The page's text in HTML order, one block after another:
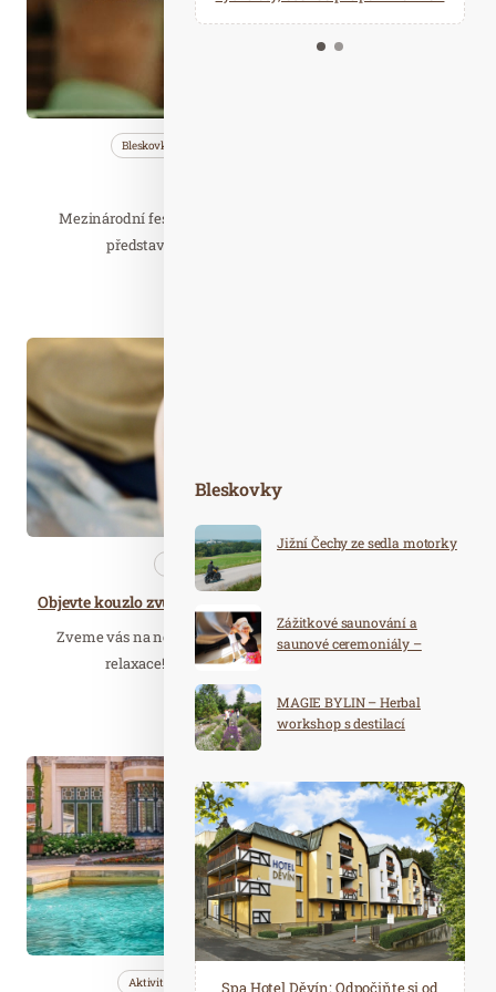
Kalendář událostí
Odebírejte náš newsletter
Bleskovky
Mezinárodní festival zážitkového saunování každoročně
představuje domácí i zahraniční saunové…
Nezařazené Zajímavé…
Zveme vás na nezapomenutelnou cestu do světa zvuků a
relaxace! Přijďte s námi objevit kouzelnou…
Číst celý článek
Aktivity Cestujeme Nezařazené
2024
Bleskovky
Jižní Čechy ze sedla motorky
Zážitkové saunování a
saunové ceremoniály –
MAGIE BYLIN – Herbal
workshop s destilací
Spa Hotel Děvín: Odpočiňte si od
Saunový ráj Holice: Odpočinek a